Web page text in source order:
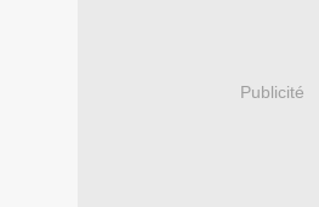
Publicité